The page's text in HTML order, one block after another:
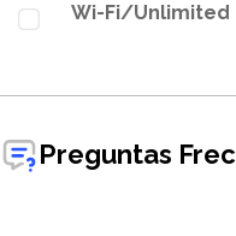
Wi-Fi/Unlimited
Preguntas